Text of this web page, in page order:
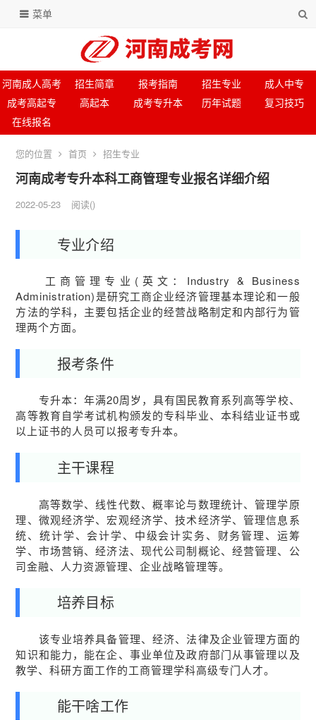
菜单
河南成人高考 招生简章 报考指南 招生专业
成人中专
成考高起专
高起本 成考专升本 历年试题
复习技巧
在线报名
您的位置 首页 招生专业
河南成考专升本科工商管理专业报名详细介绍
2022-05-23 阅读()
专业介绍
工商管理专业(英文：Industry & Business
Administration)是研究工商企业经济管理基本理论和一般
方法的学科，主要包括企业的经营战略制定和内部行为管
理两个方面。
报考条件
专升本：年满20周岁，具有国民教育系列高等学校、
高等教育自学考试机构颁发的专科毕业、本科结业证书或
以上证书的人员可以报考专升本。
主干课程
高等数学、线性代数、概率论与数理统计、管理学原
理、微观经济学、宏观经济学、技术经济学、管理信息系
统、统计学、会计学、中级会计实务、财务管理、运筹
学、市场营销、经济法、现代公司制概论、经营管理、公
司金融、人力资源管理、企业战略管理等。
培养目标
该专业培养具备管理、经济、法律及企业管理方面的
知识和能力，能在企、事业单位及政府部门从事管理以及
教学、科研方面工作的工商管理学科高级专门人才。
能干啥工作